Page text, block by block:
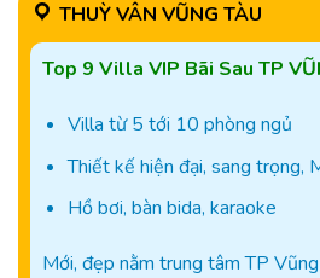
THUỲ VÂN VŨNG TÀU
Top 9 Villa VIP Bãi Sau TP
Villa từ 5 tới 10 phòng ngủ
Thiết kế hiện đại, sang trọng,
Hồ bơi, bàn bida, karaoke
Mới, đẹp nằm trung tâm TP Vũng